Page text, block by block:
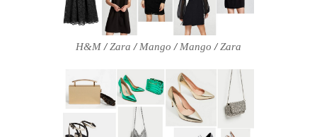
H&M / Zara / Mango / Mango / Zara